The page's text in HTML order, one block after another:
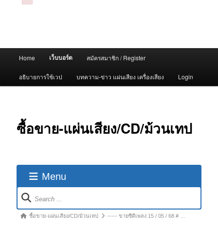
Home เว็บบอร์ด สมัครสมาชิก / Register
อธิบายการใช้เวป บทความ-ข่าว แผ่นเสียง เครื่องเสียง Login
ซื้อขาย-แผ่นเสียง/CD/ม้วนเทป
Menu
Forum
Navigation
Forumซื้อขาย-แผ่นเสียง/CD/ม้วนเทป ----- ขายซีดีเพลง 15 / 05 / 68 # …
Failed to initialize plugin: wplink